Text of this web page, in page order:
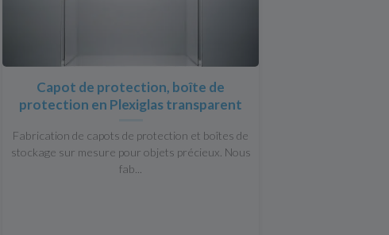
Capot de protection, boîte de
protection en Plexiglas transparent
Fabrication de capots de protection et boîtes de
stockage sur mesure pour objets précieux. Nous
fab...